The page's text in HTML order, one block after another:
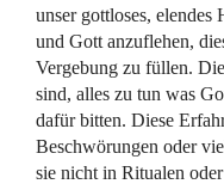
unser gottloses,
und Gott anzuflehen,
Vergebung zu füllen.
sind, alles zu tun was
dafür bitten. Diese
Beschwörungen oder
sie nicht in Ritualen